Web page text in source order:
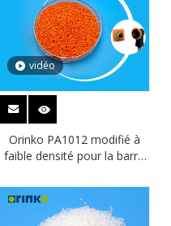
vidéo
Orinko PA1012 modifié à
faible densité pour la barre